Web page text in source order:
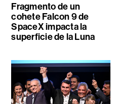
Fragmento de un
cohete Falcon 9 de
SpaceX impacta la
superficie de la Luna